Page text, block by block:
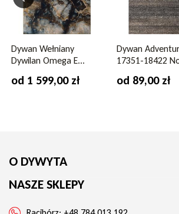
Wysokość runa 22 mm
Gwarancja 2 lata
Dywan Wełniany
Dywilan Omega E...
od 1 599,00 zł
Dywan
17351-18422
od 89,00 zł
O DYWYTA
NASZE SKLEPY